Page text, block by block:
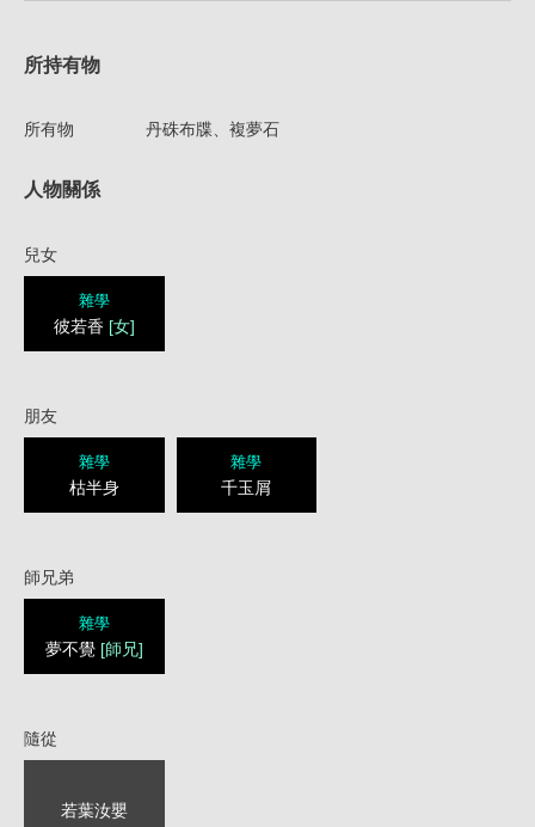
所持有物
所有物 丹硃布牒、複夢石
人物關係
兒女
雜學
彼若香 [女]
朋友
雜學
枯半身
雜學
千玉屑
師兄弟
雜學
夢不覺 [師兄]
隨從
若葉汝嬰